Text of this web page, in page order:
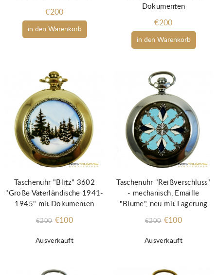
in den Warenkorb
€200
in den Warenkorb
Dokumenten
€200
Ausverkauft
Taschenuhr "Blitz" 3602
"Große Vaterländische 1941-
1945" mit Dokumenten
€200 €100
Ausverkauft
Taschenuhr "Reißverschluss"
- mechanisch, Emaille
"Blume", neu mit Lagerung
€200 €100